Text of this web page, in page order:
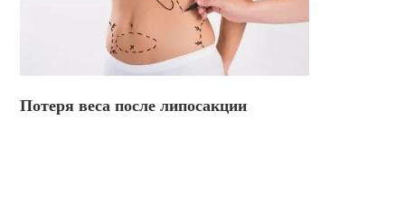
Потеря веса после липосакции